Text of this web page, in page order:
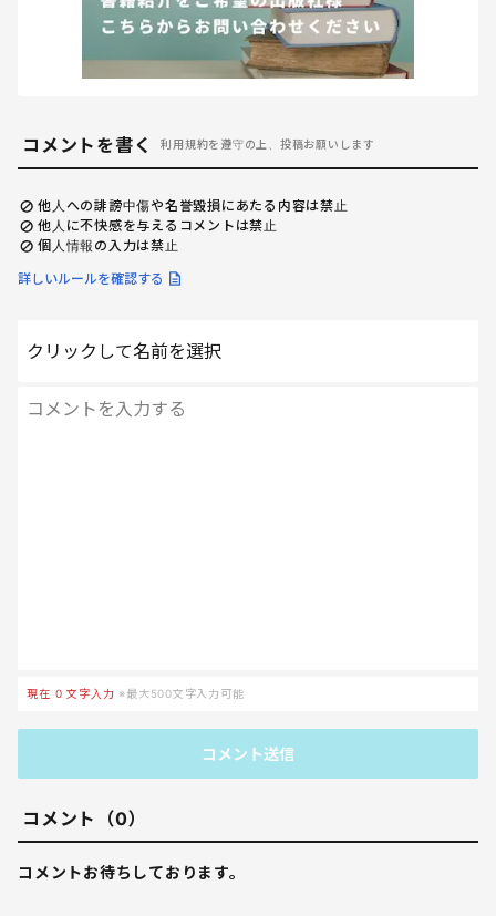
コメントを書く 利用規約を遵守の上、投稿お願いします
他人への誹謗中傷や名誉毀損にあたる内容は禁止
他人に不快感を与えるコメントは禁止
個人情報の入力は禁止
詳しいルールを確認する
クリックして名前を選択
現在 0 文字入力 ※最大500文字入力可能
コメント送信
コメント（0）
コメントお待ちしております。